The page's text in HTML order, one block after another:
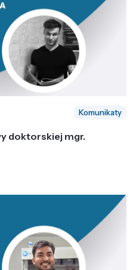
Komunikaty
doktorskiej mgr.